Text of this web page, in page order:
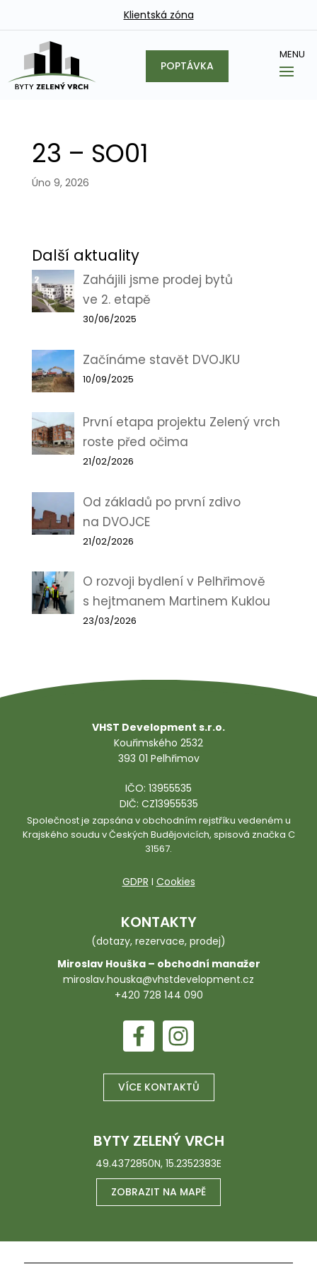
Klientská zóna
POPTÁVKA
23 – SO01
Úno 9, 2026
Další aktuality
Zahájili jsme prodej bytů
ve 2. etapě
30/06/2025
Začínáme stavět DVOJKU
10/09/2025
První etapa projektu Zelený vrch
roste před očima
21/02/2026
Od základů po první zdivo
na DVOJCE
21/02/2026
O rozvoji bydlení v Pelhřimově
s hejtmanem Martinem Kuklou
23/03/2026
VHST Development s.r.o.
Kouřimského 2532
393 01 Pelhřimov
IČO: 13955535
DIČ: CZ13955535
Společnost je zapsána v obchodním rejstříku vedeném u
Krajského soudu v Českých Budějovicích, spisová značka C
31567.
GDPR I Cookies
KONTAKTY
(dotazy, rezervace, prodej)
Miroslav Houška – obchodní manažer
miroslav.houska@vhstdevelopment.cz
+420 728 144 090
VÍCE KONTAKTŮ
BYTY ZELENÝ VRCH
49.4372850N, 15.2352383E
ZOBRAZIT NA MAPĚ